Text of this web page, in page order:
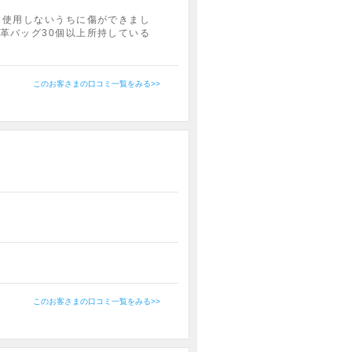
用しないうちに傷ができまし
バッグ30個以上所持している
このお客さまの口コミ一覧をみる>>
このお客さまの口コミ一覧をみる>>